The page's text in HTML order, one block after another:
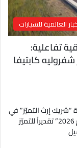
العالمية للسيارات
تفاعلية:
كابتيفا
“شريك إرث التميّز” في
قمة “شركاء هيونداي لعام 2026” تقديراً للتميّز